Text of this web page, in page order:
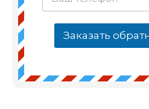
Заказать